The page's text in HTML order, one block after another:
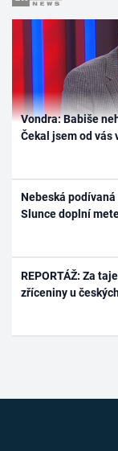
Vondra: Babiše
Čekal jsem od vás
Nebeská
Slunce doplní
REPORTÁŽ: Za
zříceniny u